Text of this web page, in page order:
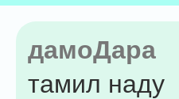
дамоДара
тамил наду